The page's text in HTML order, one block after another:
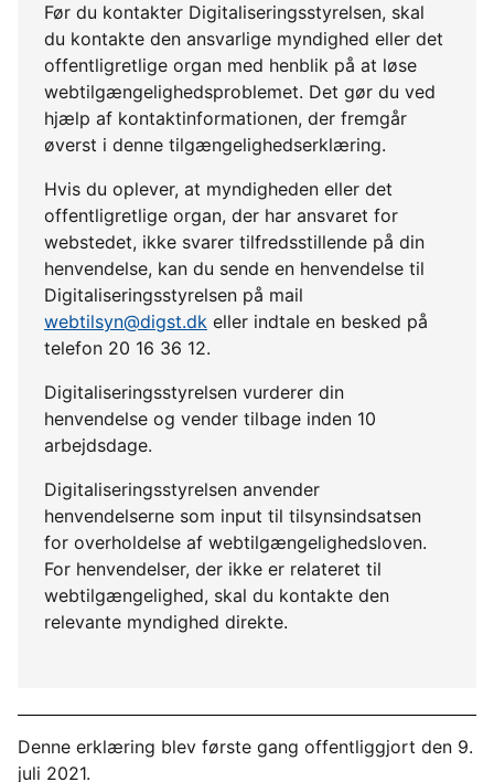
Før du kontakter Digitaliseringsstyrelsen, skal
du kontakte den ansvarlige myndighed eller det
offentligretlige organ med henblik på at løse
webtilgængelighedsproblemet. Det gør du ved
hjælp af kontaktinformationen, der fremgår
øverst i denne tilgængelighedserklæring.
Hvis du oplever, at myndigheden eller det
offentligretlige organ, der har ansvaret for
webstedet, ikke svarer tilfredsstillende på din
henvendelse, kan du sende en henvendelse til
Digitaliseringsstyrelsen på mail
webtilsyn@digst.dk eller indtale en besked på
telefon 20 16 36 12.
Digitaliseringsstyrelsen vurderer din
henvendelse og vender tilbage inden 10
arbejdsdage.
Digitaliseringsstyrelsen anvender
henvendelserne som input til tilsynsindsatsen
for overholdelse af webtilgængelighedsloven.
For henvendelser, der ikke er relateret til
webtilgængelighed, skal du kontakte den
relevante myndighed direkte.
Denne erklæring blev første gang offentliggjort den 9.
juli 2021.